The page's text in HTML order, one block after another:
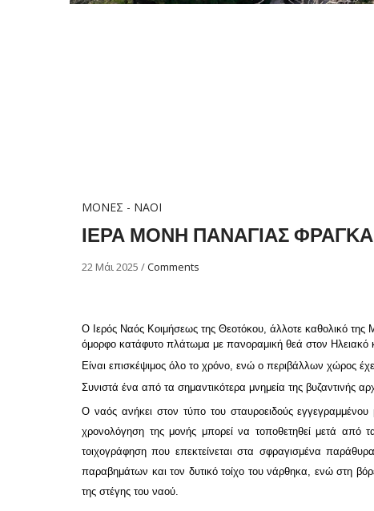
ΜΟΝΕΣ - ΝΑΟΙ
ΙΕΡΑ ΜΟΝΗ ΠΑΝΑΓΙΑΣ
22 Μάι 2025 /Comments
Ο Ιερός Ναός Κοιμήσεως της Θεοτόκου, άλλοτε καθολικό
όμορφο κατάφυτο πλάτωμα με πανοραμική θεά στον Ηλειακό
Είναι επισκέψιμος όλο το χρόνο, ενώ ο περιβάλλων χώρος
Συνιστά ένα από τα σημαντικότερα μνημεία της βυζαντινής
Ο ναός ανήκει στον τύπο του σταυροειδούς
χρονολόγηση της μονής μπορεί να τοποθετηθεί μετά από
τοιχογράφηση που επεκτείνεται στα σφραγισμένα
παραβημάτων και τον δυτικό τοίχο του νάρθηκα, ενώ στη
της στέγης του ναού.